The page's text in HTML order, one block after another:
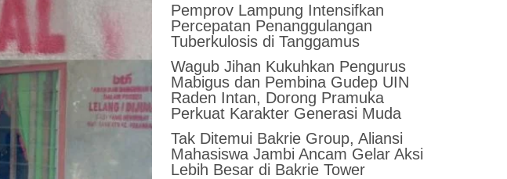
Pemprov Lampung Intensifkan
Percepatan Penanggulangan
Tuberkulosis di Tanggamus
Wagub Jihan Kukuhkan Pengurus
Mabigus dan Pembina Gudep UIN
Raden Intan, Dorong Pramuka
Perkuat Karakter Generasi Muda
Tak Ditemui Bakrie Group, Aliansi
Mahasiswa Jambi Ancam Gelar Aksi
Lebih Besar di Bakrie Tower